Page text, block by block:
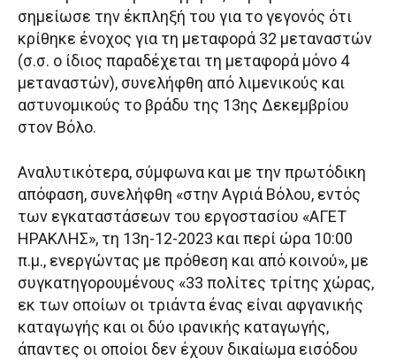
σημείωσε την έκπληξή του για το γεγονός ότι
κρίθηκε ένοχος για τη μεταφορά 32 μεταναστών
(σ.σ. ο ίδιος παραδέχεται τη μεταφορά μόνο 4
μεταναστών), συνελήφθη από λιμενικούς και
αστυνομικούς το βράδυ της 13ης Δεκεμβρίου
στον Βόλο.
Αναλυτικότερα, σύμφωνα και με την πρωτόδικη
απόφαση, συνελήφθη «στην Αγριά Βόλου, εντός
των εγκαταστάσεων του εργοστασίου «ΑΓΕΤ
ΗΡΑΚΛΗΣ», τη 13η-12-2023 και περί ώρα 10:00
π.μ., ενεργώντας με πρόθεση και από κοινού», με
συγκατηγορουμένους «33 πολίτες τρίτης χώρας,
εκ των οποίων οι τριάντα ένας είναι αφγανικής
καταγωγής και οι δύο ιρανικής καταγωγής,
άπαντες οι οποίοι δεν έχουν δικαίωμα εισόδου